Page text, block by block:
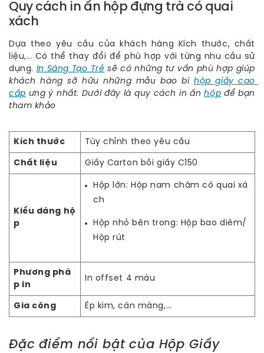
Quy cách in ấn hộp đựng trà có quai
xách
Dựa theo yêu cầu của khách hàng Kích thước, chất
liệu,… Có thể thay đổi để phù hợp với từng nhu cầu sử
dụng. In Sáng Tạo Trẻ sẽ có những tư vấn phù hợp giúp
khách hàng sỡ hữu những mẫu bao bìhộp giấy cao
cấp ưng ý nhất. Dưới đây là quy cách in ấnhộp để bạn
tham khảo
Kích thước Tùy chỉnh theo yêu cầu
Chất liệu Giấy Carton bồi giấy C150
Kiểu dáng hộ
p
Hộp lớn: Hộp nam châm có quai xá
ch
Hộp nhỏ bên trong: Hộp bao diêm/
Hộp rút
Phương phá
p in
In offset 4 màu
Gia công Ép kim, cán màng,…
Đặc điểm nổi bật của Hộp Giấy